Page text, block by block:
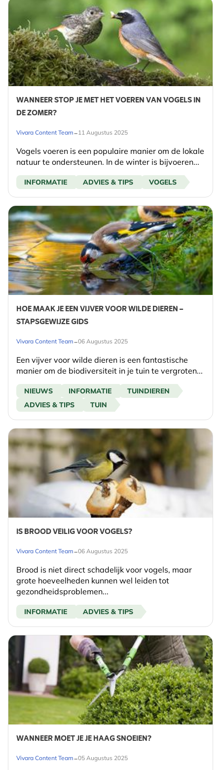
WANNEER STOP JE MET HET VOEREN VAN VOGELS IN
DE ZOMER?
Vivara Content Team-11 Augustus 2025
Vogels voeren is een populaire manier om de lokale
natuur te ondersteunen. In de winter is bijvoeren...
INFORMATIE ADVIES & TIPS VOGELS
HOE MAAK JE EEN VIJVER VOOR WILDE DIEREN –
STAPSGEWIJZE GIDS
Vivara Content Team-06 Augustus 2025
Een vijver voor wilde dieren is een fantastische
manier om de biodiversiteit in je tuin te vergroten...
NIEUWS INFORMATIE
TUINDIEREN
ADVIES & TIPS
TUIN
IS BROOD VEILIG VOOR VOGELS?
Vivara Content Team-06 Augustus 2025
Brood is niet direct schadelijk voor vogels, maar
grote hoeveelheden kunnen wel leiden tot
gezondheidsproblemen...
INFORMATIE ADVIES & TIPS
WANNEER MOET JE JE HAAG SNOEIEN?
Vivara Content Team-05 Augustus 2025